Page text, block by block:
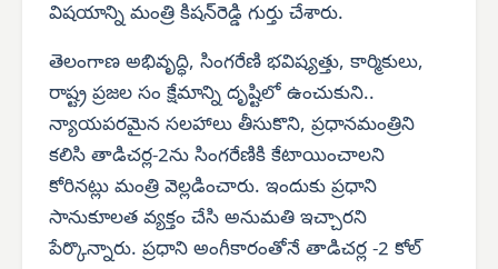
విషయాన్ని మంత్రి కిషన్‌రెడ్డి గుర్తు చేశారు.
తెలంగాణ అభివృద్ధి, సింగరేణి భవిష్యత్తు, కార్మికులు,
రాష్ట్ర ప్రజల సం క్షేమాన్ని దృష్టిలో ఉంచుకుని..
న్యాయపరమైన సలహాలు తీసుకొని, ప్రధానమంత్రిని
కలిసి తాడిచర్ల-2ను సింగరేణికి కేటాయించాలని
కోరినట్లు మంత్రి వెల్లడించారు. ఇందుకు ప్రధాని
సానుకూలత వ్యక్తం చేసి అనుమతి ఇచ్చారని
పేర్కొన్నారు. ప్రధాని అంగీకారంతోనే తాడిచర్ల -2 కోల్